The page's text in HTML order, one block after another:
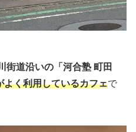
街道沿いの「河合塾 町田
よく利用しているカフェで